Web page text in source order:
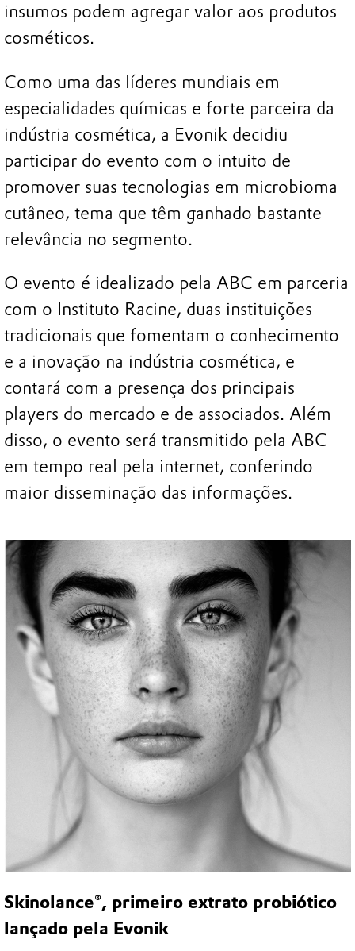
insumos podem agregar valor aos produtos
cosméticos.
Como uma das líderes mundiais em
especialidades químicas e forte parceira da
indústria cosmética, a Evonik decidiu
participar do evento com o intuito de
promover suas tecnologias em microbioma
cutâneo, tema que têm ganhado bastante
relevância no segmento.
O evento é idealizado pela ABC em parceria
com o Instituto Racine, duas instituições
tradicionais que fomentam o conhecimento
e a inovação na indústria cosmética, e
contará com a presença dos principais
players do mercado e de associados. Além
disso, o evento será transmitido pela ABC
em tempo real pela internet, conferindo
maior disseminação das informações.
Skinolance®, primeiro extrato probiótico
lançado pela Evonik